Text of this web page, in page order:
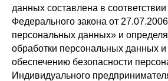
данных составлена в
Федерального закона от
персональных данных» и
обработки персональных данных
обеспечению безопасности
Индивидуального